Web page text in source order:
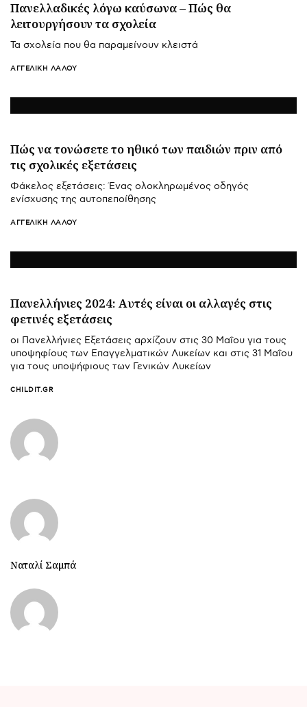
Πανελλαδικές λόγω καύσωνα – Πώς θα
λειτουργήσουν τα σχολεία
Τα σχολεία που θα παραμείνουν κλειστά
ΑΓΓΕΛΙΚΉ ΛΆΛΟΥ
Πώς να τονώσετε το ηθικό των παιδιών πριν από
τις σχολικές εξετάσεις
Φάκελος εξετάσεις: Ένας ολοκληρωμένος οδηγός
ενίσχυσης της αυτοπεποίθησης
ΑΓΓΕΛΙΚΉ ΛΆΛΟΥ
Πανελλήνιες 2024: Αυτές είναι οι αλλαγές στις
φετινές εξετάσεις
οι Πανελλήνιες Εξετάσεις αρχίζουν στις 30 Μαΐου για τους
υποψηφίους των Επαγγελματικών Λυκείων και στις 31 Μαΐου
για τους υποψήφιους των Γενικών Λυκείων
CHILDIT.GR
Ναταλί Σαμπά